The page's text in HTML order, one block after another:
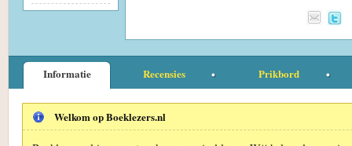
Informatie Recensies Prikbord
Welkom op Boeklezers.nl